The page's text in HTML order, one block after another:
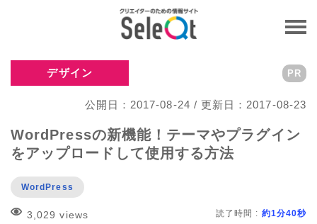
デザイン
公開日：2017-08-24 / 更新日：2017-08-23
PR
WordPressの新機能！テーマやプラグイン
をアップロードして使用する方法
WordPress
3,029 views 読了時間 : 約1分40秒